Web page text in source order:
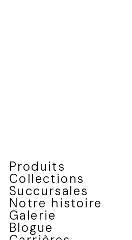
Produits
Collections
Succursales
Notre histoire
Galerie
Blogue